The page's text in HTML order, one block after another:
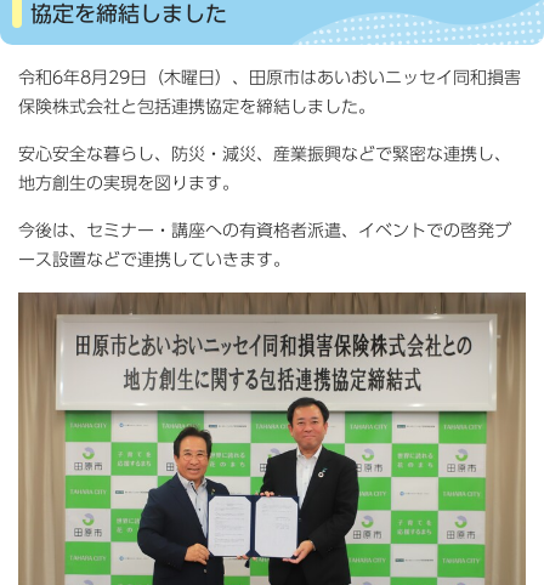
協定を締結しました
令和6年8月29日（木曜日）、田原市はあいおいニッセイ同和損害
保険株式会社と包括連携協定を締結しました。
安心安全な暮らし、防災・減災、産業振興などで緊密な連携し、
地方創生の実現を図ります。
今後は、セミナー・講座への有資格者派遣、イベントでの啓発ブ
ース設置などで連携していきます。